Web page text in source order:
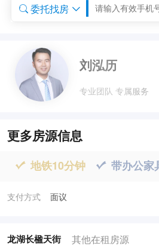
 委托找房 
刘泓历
专业团队 专属服务
更多房源信息
 地铁10分钟  带办公家
支付方式 面议
龙湖长楹天街 其他在租房源